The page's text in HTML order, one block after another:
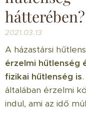
hátterében?
2021.03.13
A házastársi
érzelmi hűtlenség
fizikai hűtlenség is
általában érzelmi
indul, ami az idő